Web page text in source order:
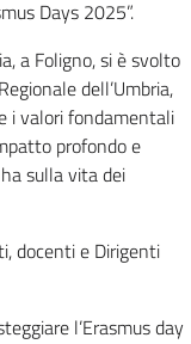
Days 2025”.
a Foligno, si è svolto
dell’Umbria,
i valori fondamentali
profondo e
sulla vita dei
docenti e Dirigenti
l’Erasmus day